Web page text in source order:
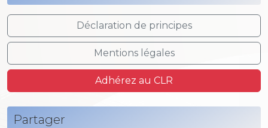
Déclaration de principes
Mentions légales
Adhérez au CLR
Partager